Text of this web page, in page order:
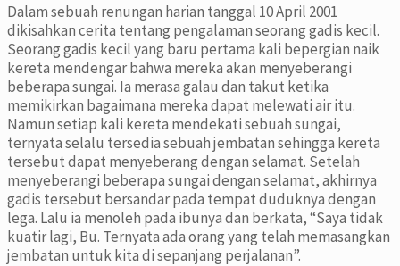
Dalam sebuah renungan harian tanggal 10 April 2001
dikisahkan cerita tentang pengalaman seorang gadis kecil.
Seorang gadis kecil yang baru pertama kali bepergian naik
kereta mendengar bahwa mereka akan menyeberangi
beberapa sungai. Ia merasa galau dan takut ketika
memikirkan bagaimana mereka dapat melewati air itu.
Namun setiap kali kereta mendekati sebuah sungai,
ternyata selalu tersedia sebuah jembatan sehingga kereta
tersebut dapat menyeberang dengan selamat. Setelah
menyeberangi beberapa sungai dengan selamat, akhirnya
gadis tersebut bersandar pada tempat duduknya dengan
lega. Lalu ia menoleh pada ibunya dan berkata, “Saya tidak
kuatir lagi, Bu. Ternyata ada orang yang telah memasangkan
jembatan untuk kita di sepanjang perjalanan”.